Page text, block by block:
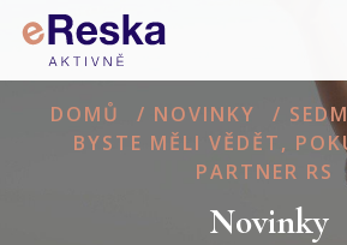
DOMŮ / NOVINKY /
BYSTE MĚLI VĚDĚT,
PARTNER RS
Novinky